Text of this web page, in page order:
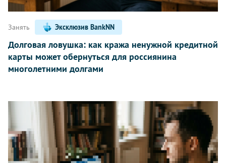
Занять Эксклюзив BankNN
Долговая ловушка: как кража ненужной кредитной
карты может обернуться для россиянина
многолетними долгами